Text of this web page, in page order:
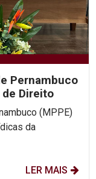
Pernambuco
Direito
(MPPE)
da
LER MAIS